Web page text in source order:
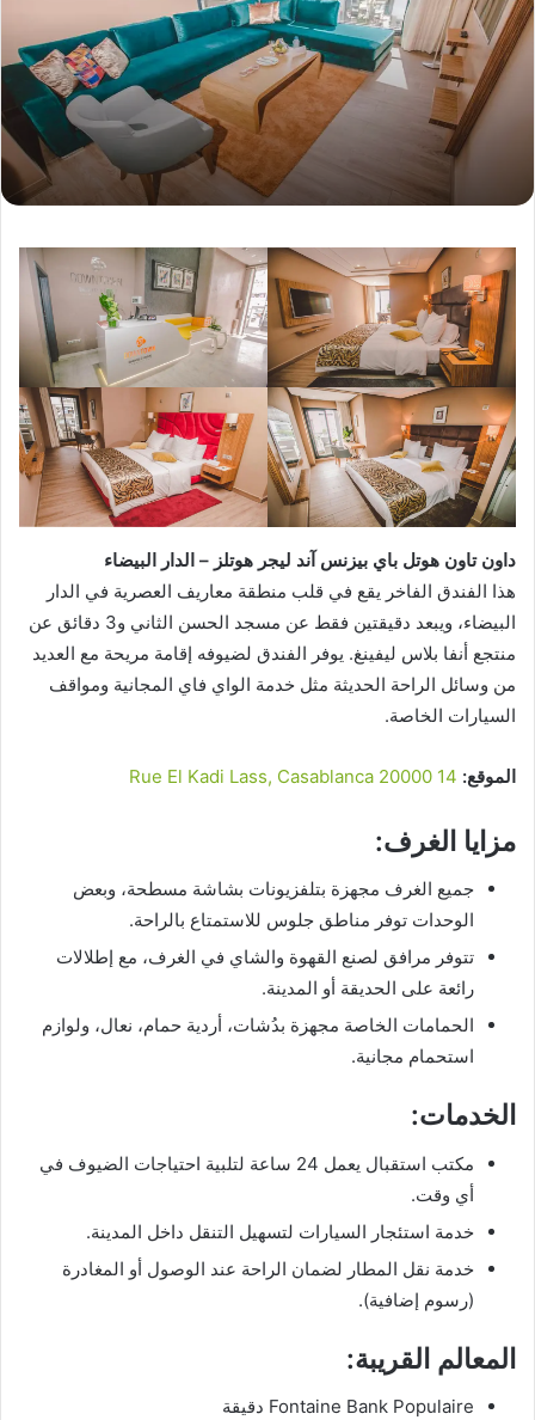
داون تاون هوتل باي بيزنس آند ليجر هوتلز – الدار البيضاء
هذا الفندق الفاخر يقع في قلب منطقة معاريف العصرية في الدار
البيضاء، ويبعد دقيقتين فقط عن مسجد الحسن الثاني و3 دقائق عن
منتجع أنفا بلاس ليفينغ. يوفر الفندق لضيوفه إقامة مريحة مع العديد
من وسائل الراحة الحديثة مثل خدمة الواي فاي المجانية ومواقف
السيارات الخاصة.
الموقع: 14 Rue El Kadi Lass, Casablanca 20000
مزايا الغرف:
جميع الغرف مجهزة بتلفزيونات بشاشة مسطحة، وبعض
الوحدات توفر مناطق جلوس للاستمتاع بالراحة.
تتوفر مرافق لصنع القهوة والشاي في الغرف، مع إطلالات
رائعة على الحديقة أو المدينة.
الحمامات الخاصة مجهزة بدُشات، أردية حمام، نعال، ولوازم
استحمام مجانية.
الخدمات:
مكتب استقبال يعمل 24 ساعة لتلبية احتياجات الضيوف في
أي وقت.
خدمة استئجار السيارات لتسهيل التنقل داخل المدينة.
خدمة نقل المطار لضمان الراحة عند الوصول أو المغادرة
(رسوم إضافية).
المعالم القريبة:
Fontaine Bank Populaire دقيقة